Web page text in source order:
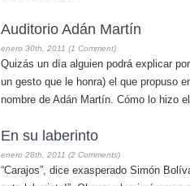
Auditorio Adán Martín
enero 30th, 2011 (1 Comment)
Quizás un día alguien podrá explicar
un gesto que le honra) el que propuso
nombre de Adán Martín. Cómo lo hizo
En su laberinto
enero 28th, 2011 (2 Comments)
“Carajos”, dice exasperado Simón